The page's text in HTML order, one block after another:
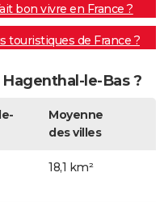
bon vivre en France ?
touristiques de France ?
le-Bas ?
Moyenne
des villes
18,1 km²